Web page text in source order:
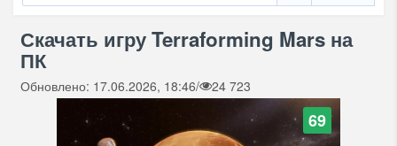
Скачать игру Terraforming Mars на
ПК
Обновлено: 17.06.2026, 18:46/ 24 723
69